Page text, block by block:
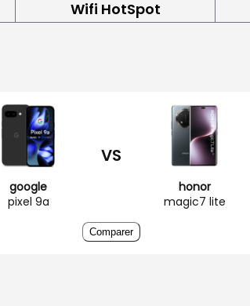
Wifi HotSpot
google
pixel 9a
VS
honor
magic7 lite
Comparer